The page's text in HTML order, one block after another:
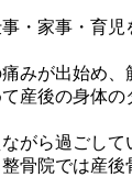
・家事・育
みが出始め
産後の身体
がら過ごして
骨院では産